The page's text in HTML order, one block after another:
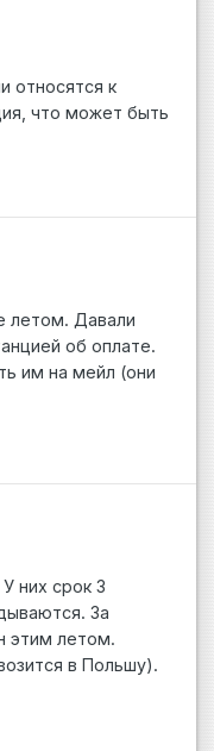
относятся к
что может быть
летом. Давали
об оплате.
им на мейл (они
них срок 3
За
этим летом.
в Польшу).